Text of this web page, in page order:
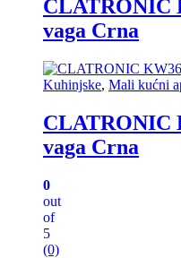
CLATRONIC
vaga Crna
Kuhinjske, Mali kućni
CLATRONIC
vaga Crna
0
out
of
5
(0)